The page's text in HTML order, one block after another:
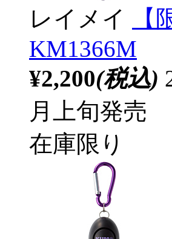
レイメイ
KM1366M
¥2,200(税込)
月上旬発売
在庫限り